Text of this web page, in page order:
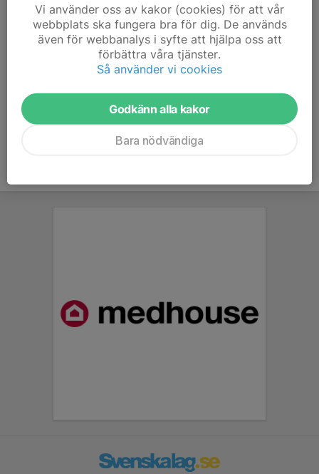
hösten.
Välkomna,
Vi använder oss av kakor (cookies) för att vår
webbplats ska fungera bra för dig. De används
även för webbanalys i syfte att hjälpa oss att
förbättra våra tjänster.
Så använder vi cookies
Godkänn alla kakor
Bara nödvändiga